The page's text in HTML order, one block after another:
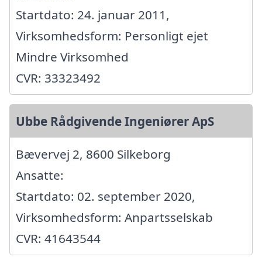
Startdato: 24. januar 2011,
Virksomhedsform: Personligt ejet
Mindre Virksomhed
CVR: 33323492
Ubbe Rådgivende Ingeniører ApS
Bævervej 2, 8600 Silkeborg
Ansatte:
Startdato: 02. september 2020,
Virksomhedsform: Anpartsselskab
CVR: 41643544